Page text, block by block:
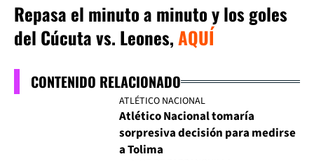
Repasa el minuto a minuto y los goles
del Cúcuta vs. Leones,AQUÍ
CONTENIDO RELACIONADO
ATLÉTICO NACIONAL
Atlético Nacional tomaría
sorpresiva decisión para medirse
a Tolima